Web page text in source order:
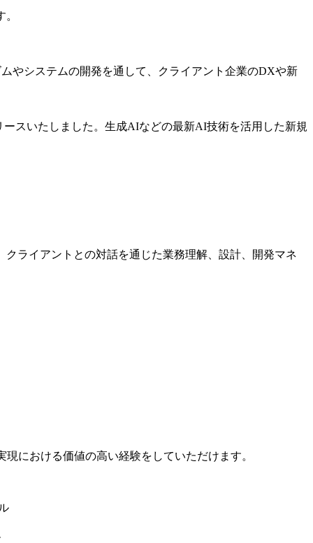
やシステムの開発を通して、クライアント企業のDXや新
スいたしました。生成AIなどの最新AI技術を活用した新規
ライアントとの対話を通じた業務理解、設計、開発マネ
における価値の高い経験をしていただけます。